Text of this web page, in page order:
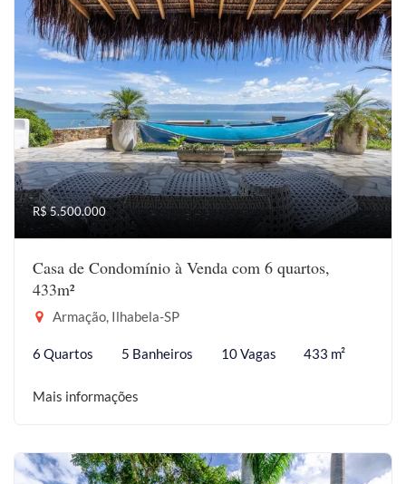
R$ 5.500.000
Casa de Condomínio à Venda com 6 quartos,
433m²
Armação, Ilhabela-SP
6 Quartos 5 Banheiros 10 Vagas 433 m²
Mais informações